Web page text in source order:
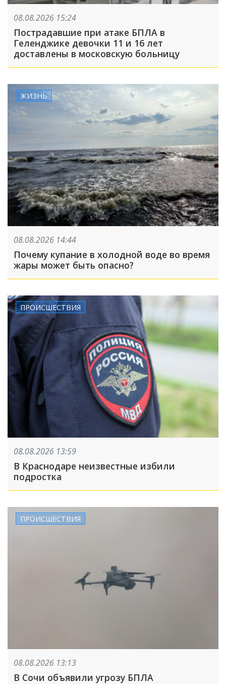
08.08.2026 15:24
Пострадавшие при атаке БПЛА в
Геленджике девочки 11 и 16 лет
доставлены в московскую больницу
ЖИЗНЬ
08.08.2026 14:44
Почему купание в холодной воде во время
жары может быть опасно?
ПРОИСШЕСТВИЯ
08.08.2026 13:59
В Краснодаре неизвестные избили
подростка
ПРОИСШЕСТВИЯ
08.08.2026 13:13
В Сочи объявили угрозу БПЛА